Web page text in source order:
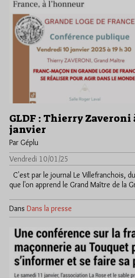
GLDF : Thierry Zaveroni
janvier
Par Géplu
Vendredi 10/01/25
C'est par le journal Le Villefranchois,
que l'on apprend le Grand Maître de la
Dans Dans la presse